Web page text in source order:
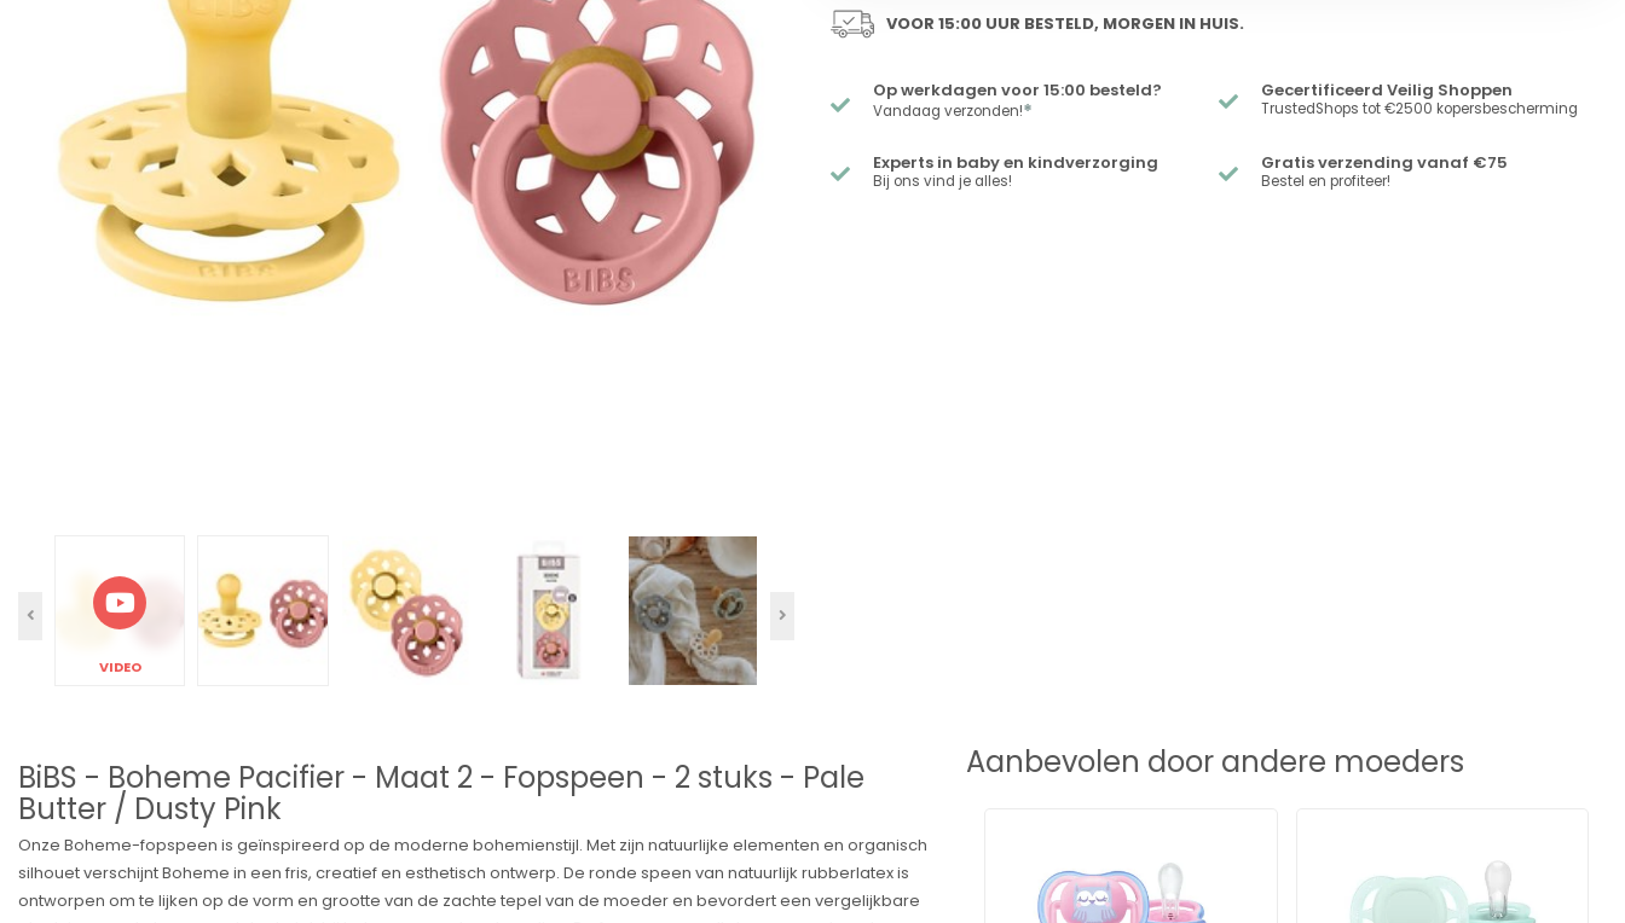
VIDEO
VOOR 15:00 UUR BESTELD, MORGEN IN HUIS.
Op werkdagen voor 15:00 besteld?
Vandaag verzonden!*
Gecertificeerd Veilig Shoppen
TrustedShops tot €2500 kopersbescherming
Experts in baby en kindverzorging
Bij ons vind je alles!
Gratis verzending vanaf €75
Bestel en profiteer!
BiBS - Boheme Pacifier - Maat 2 - Fopspeen - 2 stuks - Pale
Butter / Dusty Pink
Onze Boheme-fopspeen is geïnspireerd op de moderne bohemienstijl. Met zijn natuurlijke elementen en organisch
silhouet verschijnt Boheme in een fris, creatief en esthetisch ontwerp. De ronde speen van natuurlijk rubberlatex is
ontworpen om te lijken op de vorm en grootte van de zachte tepel van de moeder en bevordert een vergelijkbare
Aanbevolen door andere moeders